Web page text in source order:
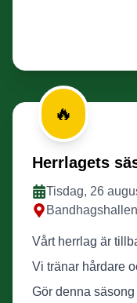
🔥
Herrlagets
Tisdag, 26
Vårt herrlag är
Vi tränar hårdare
Gör denna